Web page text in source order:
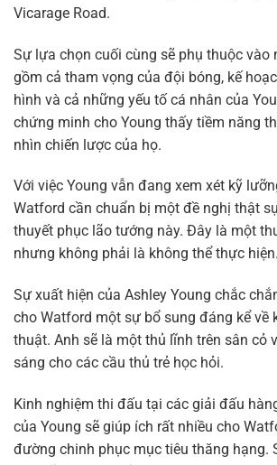
Vicarage Road.
Sự lựa chọn cuối cùng sẽ phụ thuộc vào
gồm cả tham vọng của đội bóng, kế
hình và cả những yếu tố cá nhân của
chứng minh cho Young thấy tiềm năng
nhìn chiến lược của họ.
Với việc Young vẫn đang xem xét kỹ
Watford cần chuẩn bị một đề nghị thật
thuyết phục lão tướng này. Đây là một
nhưng không phải là không thể thực hiện.
Sự xuất hiện của Ashley Young chắc
cho Watford một sự bổ sung đáng kể về
thuật. Anh sẽ là một thủ lĩnh trên sân cỏ
sáng cho các cầu thủ trẻ học hỏi.
Kinh nghiệm thi đấu tại các giải đấu
của Young sẽ giúp ích rất nhiều cho
đường chinh phục mục tiêu thăng hạng.